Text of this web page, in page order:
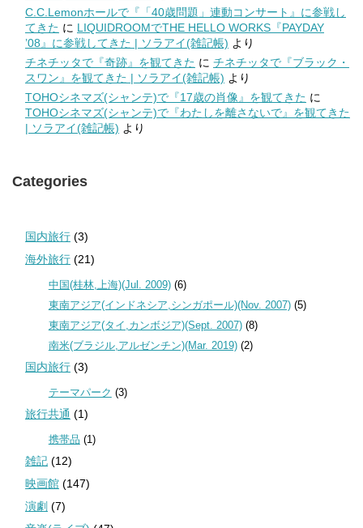
C.C.Lemonホールで『「40歳問題」連動コンサート』に参戦し
てきた に LIQUIDROOMでTHE HELLO WORKS『PAYDAY
’08』に参戦してきた | ソラアイ(雑記帳) より
チネチッタで『奇跡』を観てきた に チネチッタで『ブラック・
スワン』を観てきた | ソラアイ(雑記帳) より
TOHOシネマズ(シャンテ)で『17歳の肖像』を観てきた に
TOHOシネマズ(シャンテ)で『わたしを離さないで』を観てきた
| ソラアイ(雑記帳) より
Categories
国内旅行 (3)
海外旅行 (21)
中国(桂林,上海)(Jul. 2009)(6)
東南アジア(インドネシア,シンガポール)(Nov. 2007)(5)
東南アジア(タイ,カンボジア)(Sept. 2007)(8)
南米(ブラジル,アルゼンチン)(Mar. 2019)(2)
国内旅行 (3)
テーマパーク (3)
旅行共通 (1)
携帯品 (1)
雑記 (12)
映画館 (147)
演劇 (7)